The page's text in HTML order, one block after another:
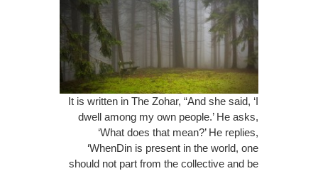
It is written in The Zohar, “And she said, ‘I
dwell among my own people.’ He asks,
‘What does that mean?’ He replies,
‘WhenDin is present in the world, one
should not part from the collective and be